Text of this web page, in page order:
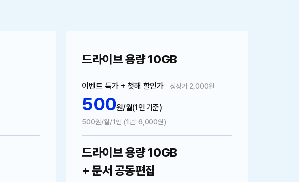
드라이브 용량 10GB
이벤트 특가 + 첫해 할인가 정상가 2,000원
500원/월(1인 기준)
500원/월/1인 (1년: 6,000원)
드라이브 용량 10GB
+ 문서 공동편집